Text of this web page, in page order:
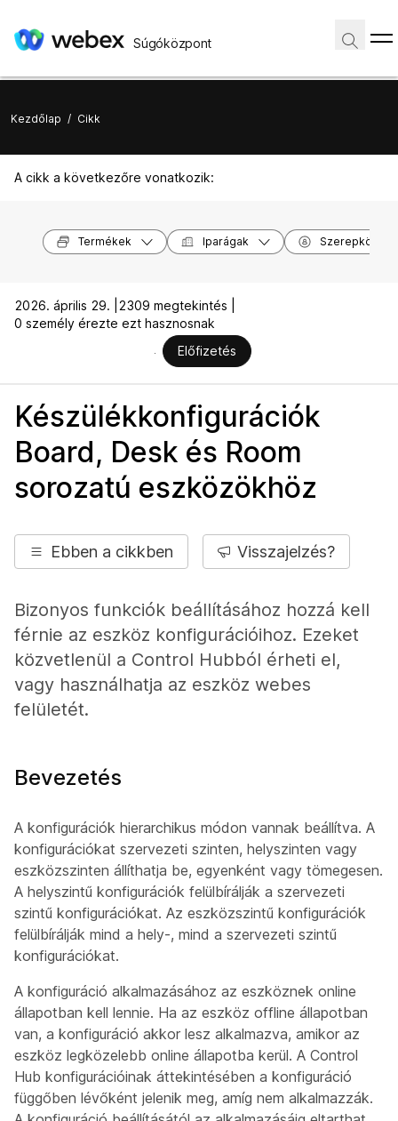
Súgóközpont
Kezdőlap / Cikk
A cikk a következőre vonatkozik:
Termékek Iparágak Szerepkörök
2026. április 29. |
2309 megtekintés |
0 személy érezte ezt hasznosnak
Előfizetés
Készülékkonfigurációk
Board, Desk és Room
sorozatú eszközökhöz
Ebben a cikkben Visszajelzés?
Bizonyos funkciók beállításához hozzá kell
férnie az eszköz konfigurációihoz. Ezeket
közvetlenül a Control Hubból érheti el,
vagy használhatja az eszköz webes
felületét.
Bevezetés
A konfigurációk hierarchikus módon vannak beállítva. A
konfigurációkat szervezeti szinten, helyszinten vagy
eszközszinten állíthatja be, egyenként vagy tömegesen.
A helyszintű konfigurációk felülbírálják a szervezeti
szintű konfigurációkat. Az eszközszintű konfigurációk
felülbírálják mind a hely-, mind a szervezeti szintű
konfigurációkat.
A konfiguráció alkalmazásához az eszköznek online
állapotban kell lennie. Ha az eszköz offline állapotban
van, a konfiguráció akkor lesz alkalmazva, amikor az
eszköz legközelebb online állapotba kerül. A Control
Hub konfigurációinak áttekintésében a konfiguráció
függőben lévőként jelenik meg, amíg nem alkalmazzák.